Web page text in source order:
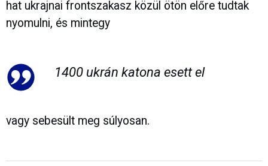
hat ukrajnai frontszakasz közül ötön előre tudtak
nyomulni, és mintegy
1400 ukrán katona esett el
vagy sebesült meg súlyosan.